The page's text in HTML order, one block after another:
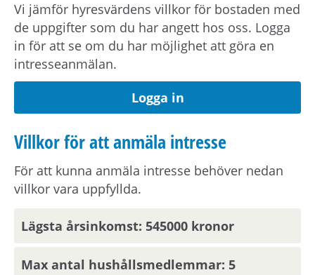
Uppsägningstid:Det är en ömsesidig
uppsägningstid på 1 månad.
månadsvis om inte du eller hyresvärden säger
upp hyresavtalet. Dock max 4 år
tillfällig bostad utan besittningsskydd eller
bytesrätt. Det innebär att du inte kan byta eller
behöver flytta ut efter att hyrestiden tagit slut.
Vi jämför hyresvärdens villkor för bostaden med
de uppgifter som du har angett hos oss. Logga
in för att se om du har möjlighet att göra en
intresseanmälan.
Logga in
Villkor för att anmäla intresse
För att kunna anmäla intresse behöver nedan
villkor vara uppfyllda.
Lägsta årsinkomst: 545000 kronor
Max antal hushållsmedlemmar: 5